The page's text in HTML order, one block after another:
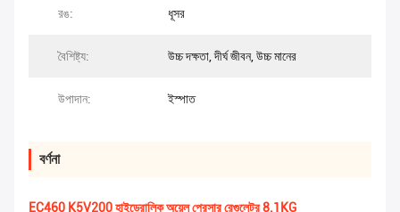
রঙ: ধূসর
বৈশিষ্ট্য: উচ্চ দক্ষতা, দীর্ঘ জীবন, উচ্চ মানের
উপাদান: ইস্পাত
বর্ণনা
EC460 K5V200 হাইড্রোলিক অয়েল প্রেসার রেগুলেটর 8.1KG